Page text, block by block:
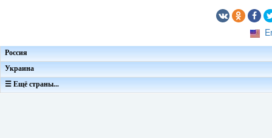
Россия
Украина
☰ Ещё страны...